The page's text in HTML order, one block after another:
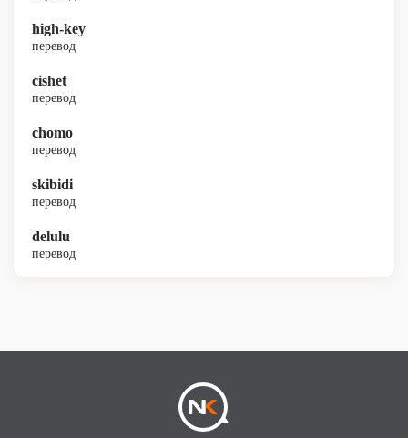
high-key
перевод
cishet
перевод
chomo
перевод
skibidi
перевод
delulu
перевод